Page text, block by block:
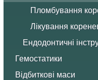
Пломбування
Лікування
Ендодонтичні
Гемостатики
Відбиткові маси